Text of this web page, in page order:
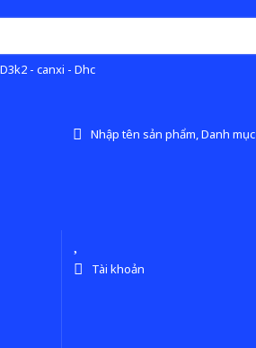
- canxi - Dhc
Nhập tên sản phẩm, Danh mục
Tài khoản